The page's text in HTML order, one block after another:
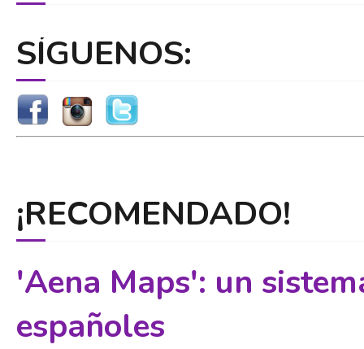
SÍGUENOS:
¡RECOMENDADO!
'Aena Maps': un
españoles